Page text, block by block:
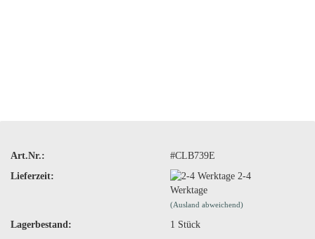
Art.Nr.:
#CLB739E
Lieferzeit:
2-4
Werktage
(Ausland abweichend)
Lagerbestand: 1 Stück